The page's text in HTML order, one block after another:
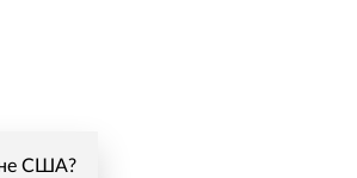
США?